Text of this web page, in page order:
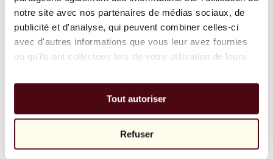
notre site avec nos partenaires de médias sociaux, de
publicité et d'analyse, qui peuvent combiner celles-ci
avec d'autres informations que vous leur avez fournies
ou qu'ils ont collectées lors de votre utilisation de leurs
Tout autoriser
Refuser
Balloon Dog (Orange)
Jeff Koons
10 000 €
Parcourir
Tous les sculpteurs
Tous les photographes